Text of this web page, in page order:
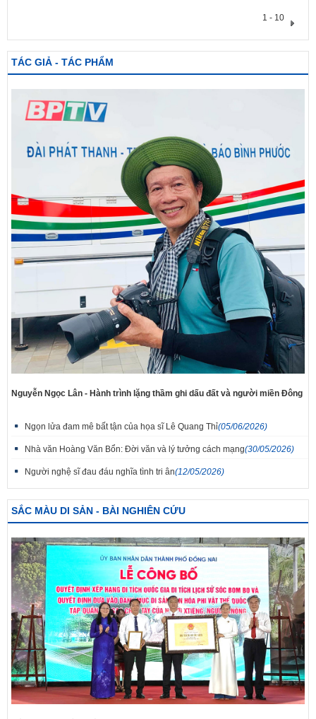
1 - 10
TÁC GIẢ - TÁC PHẨM
Nguyễn Ngọc Lân - Hành trình lặng thầm ghi dấu đất và người miền Đông
Ngọn lửa đam mê bất tận của họa sĩ Lê Quang Thỉ(05/06/2026)
Nhà văn Hoàng Văn Bổn: Đời văn và lý tưởng cách mạng(30/05/2026)
Người nghệ sĩ đau đáu nghĩa tình tri ân(12/05/2026)
SẮC MÀU DI SẢN - BÀI NGHIÊN CỨU